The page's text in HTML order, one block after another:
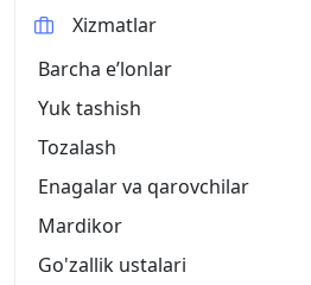
Suite Standard,
Windows, все
Xizmatlar
Barcha eʼlonlar
Yuk tashish
Tozalash
Enagalar va qarovchilar
Mardikor
Go'zallik ustalari